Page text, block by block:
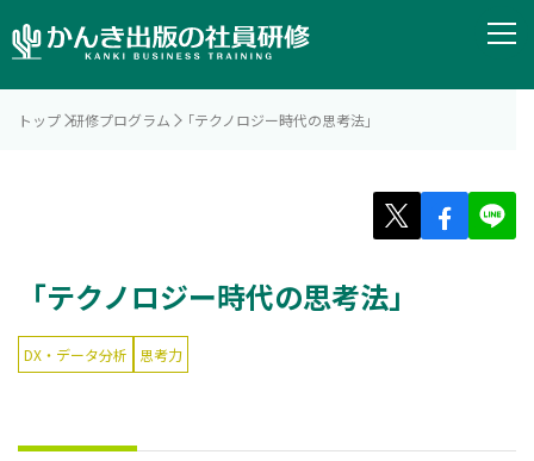
トップ 研修プログラム 「テクノロジー時代の思考法」
「テクノロジー時代の思考法」
DX・データ分析 思考力